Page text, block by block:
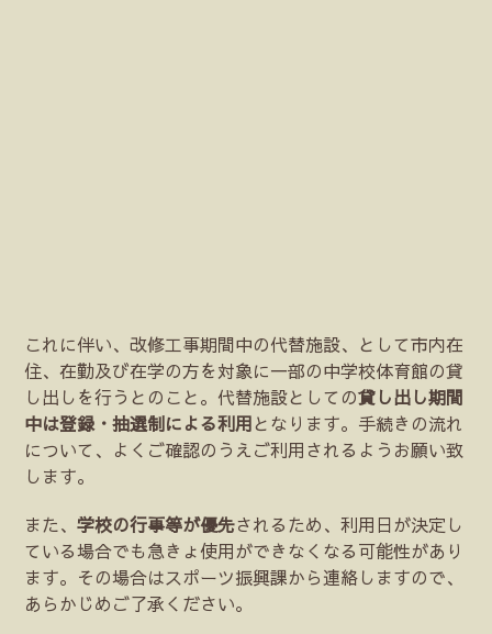
これに伴い、改修工事期間中の代替施設、として市内在
住、在勤及び在学の方を対象に一部の中学校体育館の貸
し出しを行うとのこと。代替施設としての貸し出し期間
中は登録・抽選制による利用となります。手続きの流れ
について、よくご確認のうえご利用されるようお願い致
します。
また、学校の行事等が優先されるため、利用日が決定し
ている場合でも急きょ使用ができなくなる可能性があり
ます。その場合はスポーツ振興課から連絡しますので、
あらかじめご了承ください。